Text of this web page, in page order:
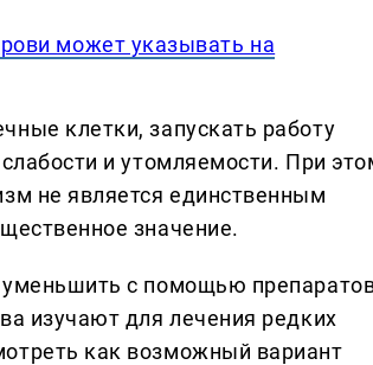
может указывать на
клетки, запускать работу
и утомляемости. При
не является единственным
значение.
с помощью
изучают для лечения редких
как возможный вариант